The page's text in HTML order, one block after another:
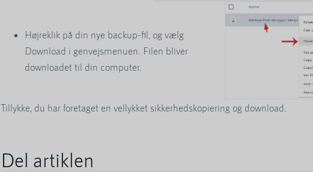
Højreklik på din nye backup-fil, og vælg
Download i genvejsmenuen. Filen bliver
downloadet til din computer.
Tillykke, du har foretaget en vellykket sikkerhedskopiering og download.
Del artiklen